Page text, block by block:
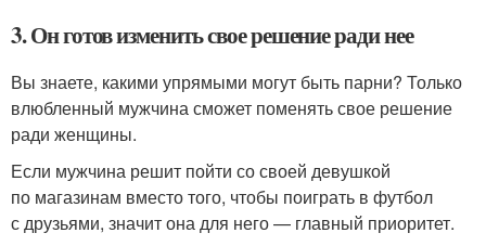
3. Он готов изменить свое решение ради нее
Вы знаете, какими упрямыми могут быть парни? Только
влюбленный мужчина сможет поменять свое решение
ради женщины.
Если мужчина решит пойти со своей девушкой
по магазинам вместо того, чтобы поиграть в футбол
с друзьями, значит она для него — главный приоритет.